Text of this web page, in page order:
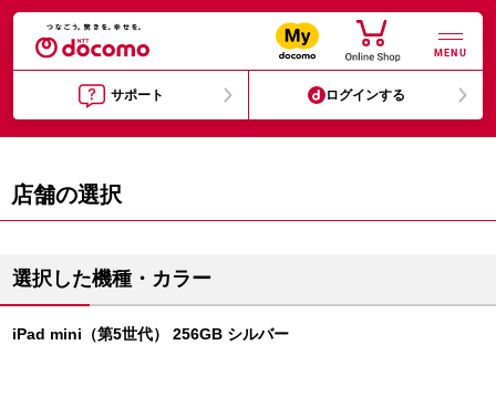
MENU
サポート ログインする
店舗の選択
選択した機種・カラー
iPad mini（第5世代） 256GB シルバー